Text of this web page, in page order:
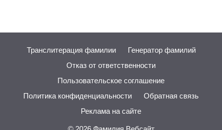
Транслитерация фамилии
Генератор фамилий
Отказ от ответственности
Пользовательское соглашение
Политика конфиденциальности
Обратная связь
Реклама на сайте